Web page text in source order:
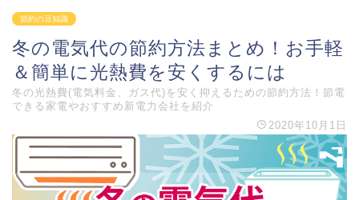
節約の豆知識
冬の電気代の節約方法まとめ！お手軽
＆簡単に光熱費を安くするには
冬の光熱費(電気料金、ガス代)を安く抑えるための節約方法！節電
できる家電やおすすめ新電力会社を紹介
2020年10月1日